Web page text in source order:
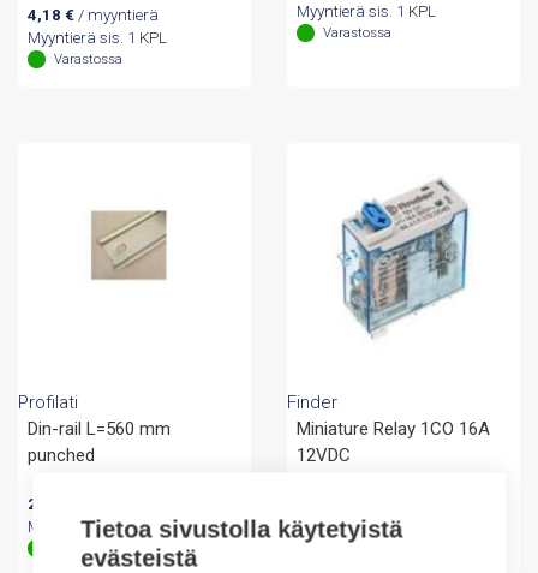
Tietoa sivustolla käytetyistä
evästeistä
4,18 €/ myyntierä
Myyntierä sis. 1 KPL
Varastossa
Myyntierä sis. 1 KPL
Varastossa
Profilati
Din-rail L=560 mm
punched
2404,50
Myyntierä sis. 1500 KPL
Varastossa
Finder
Miniature Relay 1CO 16A
12VDC
Myyntierä sis. 10 KPL
Varastossa